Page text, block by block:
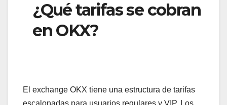
¿Qué tarifas se cobran
en OKX?
El exchange OKX tiene una estructura de tarifas